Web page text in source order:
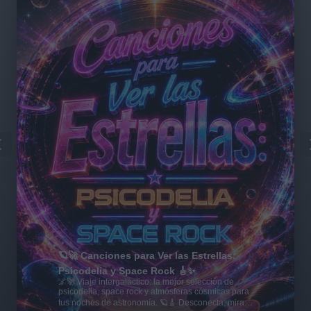
🪐🚀 Canciones para Ver las Estrellas:
Psicodelia y Space Rock 🎸✨
🌌🚀 Viaje intergaláctico: la mejor selección de
psicodelia, space rock y atmósferas cósmicas para
tus noches de astronomía. 🪐🎸 Desconecta, mira